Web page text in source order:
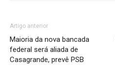
Artigo anterior
Maioria da nova bancada
federal será aliada de
Casagrande, prevê PSB